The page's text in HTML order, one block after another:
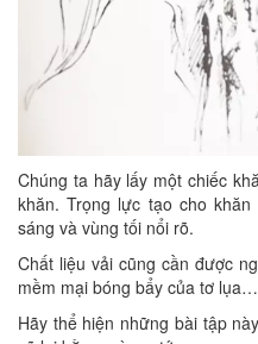
Chúng ta hãy lấy một chiếc
khăn. Trọng lực tạo cho
sáng và vùng tối nổi rõ.
Chất liệu vải cũng cần được
mềm mại bóng bẩy của tơ lụa…
Hãy thể hiện những bài tập